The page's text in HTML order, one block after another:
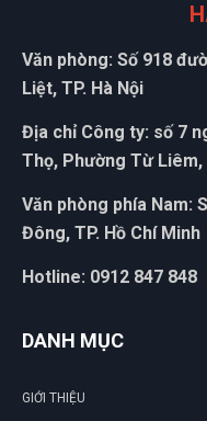
Văn phòng: Số 918
Liệt, TP. Hà Nội
Địa chỉ Công ty: số 7
Thọ, Phường Từ Liêm,
Văn phòng phía Nam:
Đông, TP. Hồ Chí Minh
Hotline: 0912 847 848
DANH MỤC
GIỚI THIỆU